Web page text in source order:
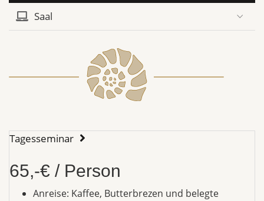
Saal
Tagesseminar
65,-€ / Person
Anreise: Kaffee, Butterbrezen und belegte